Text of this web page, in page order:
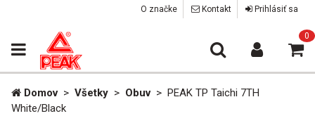
O značke Kontakt Prihlásiť sa
0
Domov > Všetky > Obuv > PEAK TP Taichi 7TH
White/Black